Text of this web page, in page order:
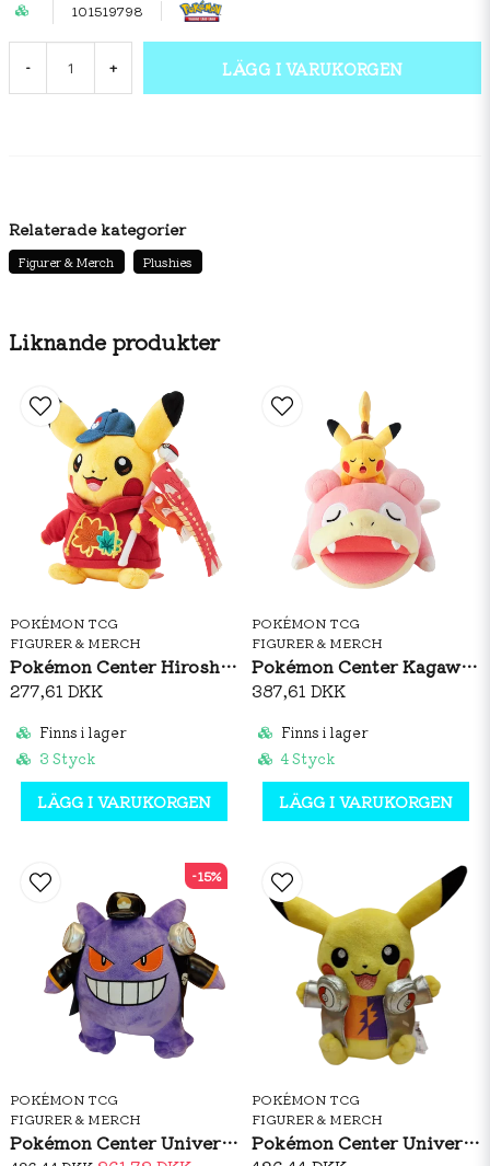
101519798
- + LÄGG I VARUKORGEN
Liknande produkter
POKÉMON TCG
FIGURER & MERCH
Pokémon Center Hiroshima: Pikachu Gyarados Flag Plush
277,61 DKK
Finns i lager
3 Styck
LÄGG I VARUKORGEN
POKÉMON TCG
FIGURER & MERCH
Pokémon Center Kagawa: Slowpoke & Pikachu Plush
387,61 DKK
Finns i lager
4 Styck
LÄGG I VARUKORGEN
POKÉMON TCG
FIGURER & MERCH
Pokémon Center Universal Studios Japan: DJ Gengar Plush
-15%
POKÉMON TCG
FIGURER & MERCH
Pokémon Center Universal Studios Japan: DJ Pikachu Plush
Relaterade kategorier
Figurer & Merch Plushies